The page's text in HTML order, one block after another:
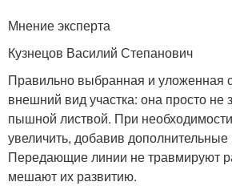
Мнение эксперта
Кузнецов Василий Степанович
Правильно выбранная и уложенная
внешний вид участка: она просто не
пышной листвой. При
увеличить, добавив
Передающие линии не травмируют
мешают их развитию.